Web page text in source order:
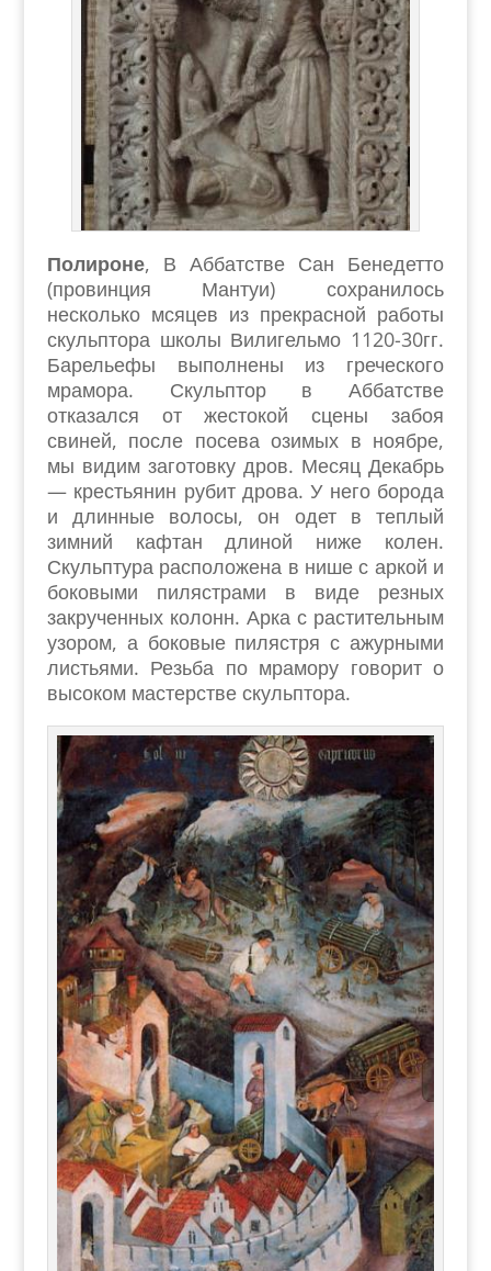
Полироне, В Аббатстве Сан Бенедетто
(провинция Мантуи) сохранилось
несколько мсяцев из прекрасной работы
скульптора школы Вилигельмо 1120-30гг.
Барельефы выполнены из греческого
мрамора. Скульптор в Аббатстве
отказался от жестокой сцены забоя
свиней, после посева озимых в ноябре,
мы видим заготовку дров. Месяц Декабрь
— крестьянин рубит дрова. У него борода
и длинные волосы, он одет в теплый
зимний кафтан длиной ниже колен.
Скульптура расположена в нише с аркой и
боковыми пилястрами в виде резных
закрученных колонн. Арка с растительным
узором, а боковые пилястря с ажурными
листьями. Резьба по мрамору говорит о
высоком мастерстве скульптора.